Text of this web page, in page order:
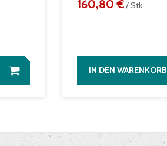
160,80 €/ Stk.
IN DEN WARENKORB